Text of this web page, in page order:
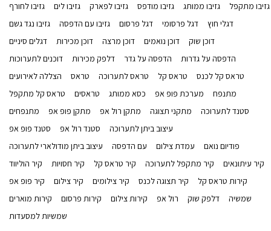
גזיבו לחורף
גזיבו לים גזיבו לפארק גזיבו מודפס גזיבו ממותג
גזיבו מתקפל
גזיבו נגד גשם
גזיבו עם הדפסה דגל פרסום דגל פרסומי
דגלי חוץ
דגלים סיניים
דוכן מכירות דוכן מרצה דוכן נואמים
דוכן שוק
דוכנים לתערוכות
דלפק מכירות הדפסה על גדר
הדפסה על גדרות
הצללה לאירועים
טראס טראס לתערוכה טראס קל
טראס קל לכנס
טראס קל מתקפל
טראסים כסא ממותג מערכת פופ אפ
מתנפח
מתנפחים
מתקן פופ אפ מתקן רול אפ מתקני תצוגה
סטנד לתערוכה
סטנד פופ אפ
סטנד רול אפ
עיצוב ביתן לתערוכה
עיצוב ביתן מודולארי לתערוכה
עם הדפסה עמדת צילום
פודיום נואם
קיר הוליווד
קיר חסויות קיר טראס קל קיר מתקפל לתערוכה
קיר עיתונאים
קיר פופ אפ
קיר צילום קיר צילומים קיר תצוגה לכנס
קירות טראס קל
קירות מוארים
קירות פרסום קירות צילום רול אפ דלפק שוק
שמשיה
שמשיות למסעדות